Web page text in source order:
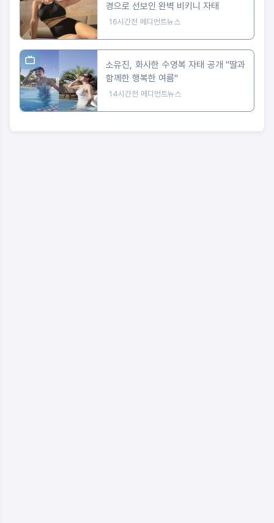
경으로 선보인 완벽 비키니 자태
16시간전 메디먼트뉴스
소유진, 화사한 수영복 자태 공개 "딸과
함께한 행복한 여름"
14시간전 메디먼트뉴스